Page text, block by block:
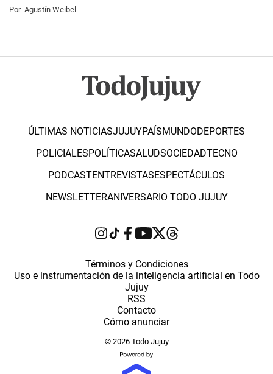
Por Agustín Weibel
ÚLTIMAS NOTICIASJUJUYPAÍSMUNDODEPORTES
POLICIALESPOLÍTICASALUDSOCIEDADTECNO
PODCASTENTREVISTASESPECTÁCULOS
NEWSLETTERANIVERSARIO TODO JUJUY
Términos y Condiciones
Uso e instrumentación de la inteligencia artificial en Todo
Jujuy
RSS
Contacto
Cómo anunciar
© 2026 Todo Jujuy